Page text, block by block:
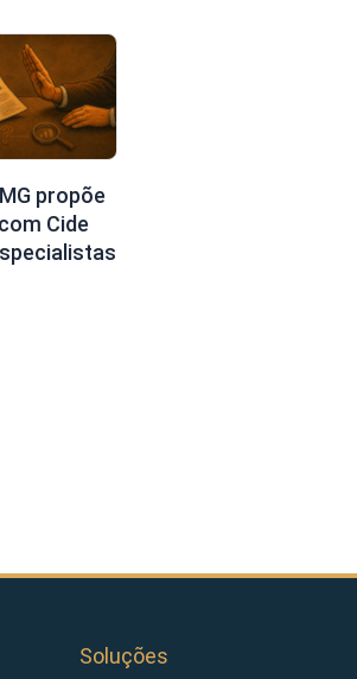
propõe
Cide
Soluções